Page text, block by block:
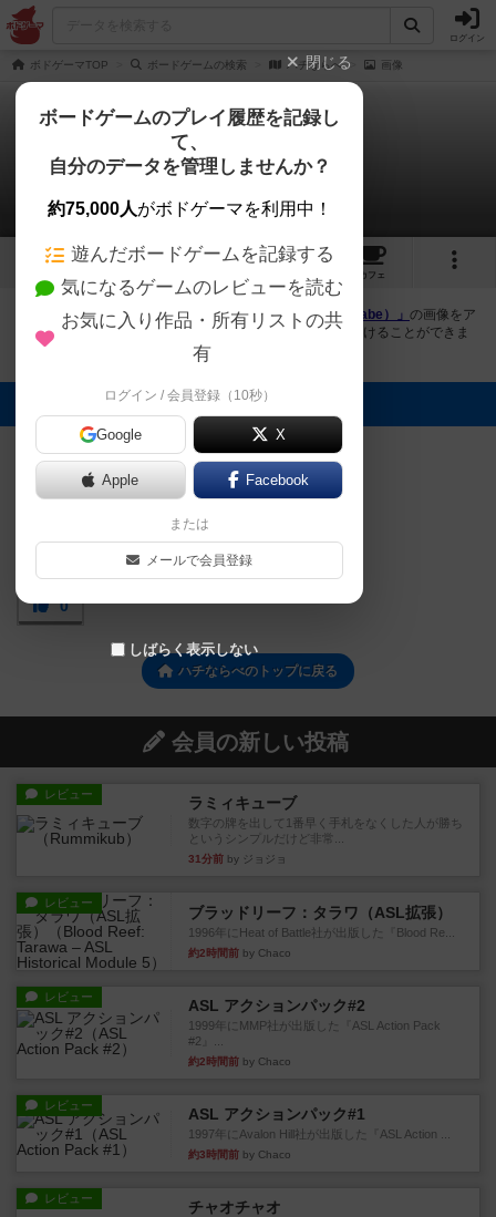
ログイン
ボドゲーマTOP ボードゲームの検索 ハチならべ 画像
ハチならべ
1件の画像
1 1
カフェ
ボドゲーマにログインすると、 「ハチならべ（Hachi Narabe）」 の画像をア
ップロード出来たり、他のユーザーの投稿画像に評価を付けることができま
す。また、トップ6の画像は様々なページで表示されます。
トップに表示される画像
タカミネコウヘ
0
ハチならべのトップに戻る
会員の新しい投稿
レビュー ラミィキューブ
数字の牌を出して1番早く手札をなくした人が勝ち
というシンプルだけど非常...
31分前 by ジョジョ
レビュー
ブラッドリーフ：タラワ（ASL拡張）
1996年にHeat of Battle社が出版した『Blood Re...
約2時間前 by Chaco
レビュー ASL アクションパック#2
1999年にMMP社が出版した『ASL Action Pack
#2』...
約2時間前 by Chaco
レビュー ASL アクションパック#1
1997年にAvalon Hill社が出版した『ASL Action ...
約3時間前 by Chaco
レビュー チャオチャオ
閉じる
ボードゲームのプレイ履歴を記録し
て、
自分のデータを管理しませんか？
約75,000人がボドゲーマを利用中！
遊んだボードゲームを記録する
気になるゲームのレビューを読む
お気に入り作品・所有リストの共
有
ログイン / 会員登録（10秒）
Google X
Apple Facebook
または
メールで会員登録
しばらく表示しない